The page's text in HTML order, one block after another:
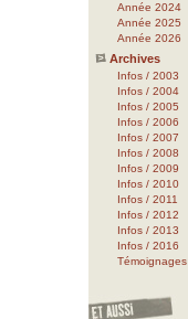
Année 2024
Année 2025
Année 2026
Archives
Infos / 2003
Infos / 2004
Infos / 2005
Infos / 2006
Infos / 2007
Infos / 2008
Infos / 2009
Infos / 2010
Infos / 2011
Infos / 2012
Infos / 2013
Infos / 2016
Témoignages